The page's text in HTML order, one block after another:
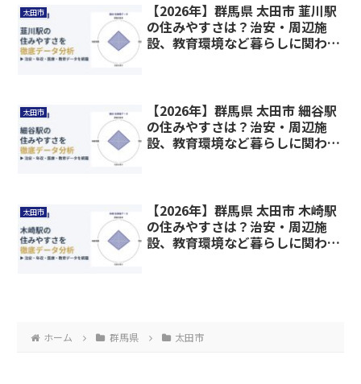
太田市
【2026年】群馬県 太田市 韮川駅
の住みやすさは？治安・周辺施
設、教育環境など暮らしに関わる
太田市
【2026年】群馬県 太田市 細谷駅
の住みやすさは？治安・周辺施
設、教育環境など暮らしに関わる
太田市
【2026年】群馬県 太田市 木崎駅
の住みやすさは？治安・周辺施
設、教育環境など暮らしに関わる
ホーム 群馬県 太田市